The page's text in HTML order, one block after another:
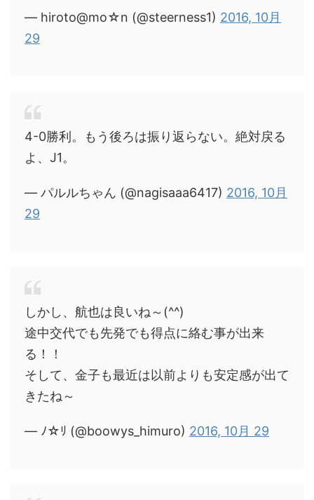
— hiroto@mo☆n (@steerness1) 2016, 10月
29
4-0勝利。もう後ろは振り返らない。絶対戻る
よ、J1。
— パルルちゃん (@nagisaaa6417) 2016, 10月
29
しかし、航也は良いね～(^^)
途中交代でも先発でも得点に絡む事が出来
る！！
そして、金子も最近は以前よりも安定感が出て
きたね～
— ﾉ☆ﾘ (@boowys_himuro) 2016, 10月 29